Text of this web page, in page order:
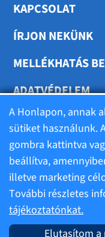
KAPCSOLAT
ÍRJON NEKÜNK
MELLÉKHATÁS
ADATVÉDELEM
SÜTIK
Felhasználási feltételek
Alapadatok
A Honlapon, annak
sütiket használunk.
gombra kattintva
beállítva,
illetve marketing
További részletes
tájékoztatónkat.
Elutasítom a